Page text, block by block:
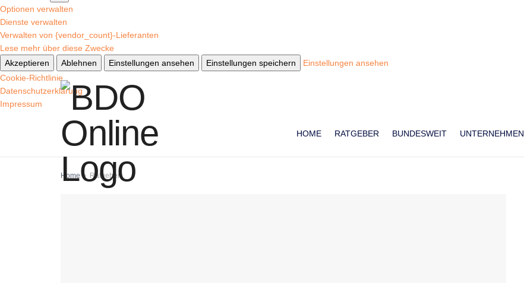
Optionen verwalten
Dienste verwalten
Verwalten von {vendor_count}-Lieferanten
Lese mehr über diese Zwecke
Akzeptieren
Ablehnen Einstellungen ansehen Einstellungen speichern
Einstellungen ansehen
Cookie-Richtlinie
Datenschutzerklärung
Impressum
HOME RATGEBER BUNDESWEIT UNTERNEHMEN
Home Ratgeber